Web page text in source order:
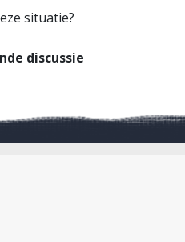
situatie?
discussie